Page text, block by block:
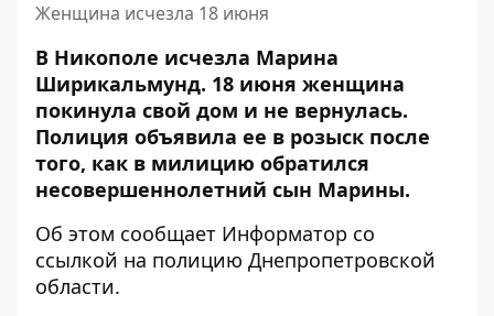
Женщина исчезла 18 июня
В Никополе исчезла Марина
Ширикальмунд. 18 июня женщина
покинула свой дом и не вернулась.
Полиция объявила ее в розыск после
того, как в милицию обратился
несовершеннолетний сын Марины.
Об этом сообщает Информатор со
ссылкой на полицию Днепропетровской
области.